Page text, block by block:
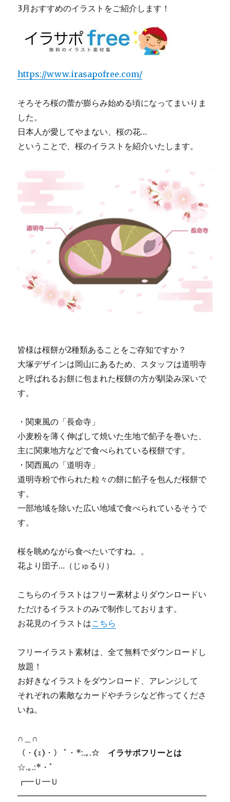
3月おすすめのイラストをご紹介します！
https://www.irasapofree.com/
そろそろ桜の蕾が膨らみ始める頃になってまいりま
した。
日本人が愛してやまない、桜の花…
ということで、桜のイラストを紹介いたします。
皆様は桜餅が2種類あることをご存知ですか？
大塚デザインは岡山にあるため、スタッフは道明寺
と呼ばれるお餅に包まれた桜餅の方が馴染み深いで
す。
・関東風の「長命寺」
小麦粉を薄く伸ばして焼いた生地で餡子を巻いた、
主に関東地方などで食べられている桜餅です。
・関西風の「道明寺」
道明寺粉で作られた粒々の餅に餡子を包んだ桜餅で
す。
一部地域を除いた広い地域で食べられているそうで
す。
桜を眺めながら食べたいですね。。
花より団子…（じゅるり）
こちらのイラストはフリー素材よりダウンロードい
ただけるイラストのみで制作しております。
お花見のイラストはこちら
フリーイラスト素材は、全て無料でダウンロードし
放題！
お好きなイラストをダウンロード、アレンジして
それぞれの素敵なカードやチラシなど作ってくださ
いね。
∩＿∩
（・(ｪ)・） ﾟ・*:.｡.☆ イラサポフリーとは
☆.｡.:*・ﾟ
┏━Ｕ━Ｕ
━━━━━━━━━━━━━━━━━━━━━━━